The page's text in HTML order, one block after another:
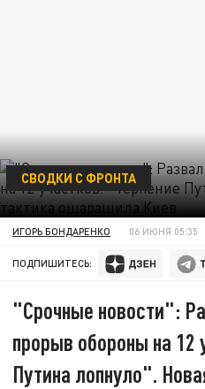
СВОДКИ С ФРОНТА
ИГОРЬ БОНДАРЕНКО 06 ИЮНЯ 05:35
ПОДПИШИТЕСЬ:
"Срочные новости":
прорыв обороны на 12
Путина лопнуло".